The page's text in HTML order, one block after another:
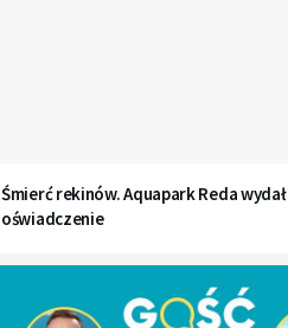
Śmierć rekinów. Aquapark Reda wydał
oświadczenie